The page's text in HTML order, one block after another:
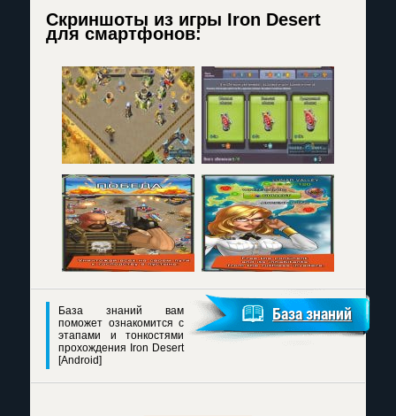
Скриншоты из игры Iron Desert
для смартфонов:
База знаний вам
поможет ознакомится с
этапами и тонкостями
прохождения Iron Desert
[Android]
База знаний